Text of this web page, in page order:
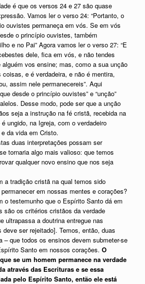
é que os versos 24 e 27 são quase
Vamos ler o verso 24: “Portanto, o
ouvistes permaneça em vós. Se em vós
o princípio ouvistes, também
e no Pai” Agora vamos ler o verso 27: “E
dele, fica em vós, e não tendes
alguém vos ensine; mas, como a sua unção
e é verdadeira, e não é mentira,
assim nele permanecereis”. Aqui
desde o princípio ouvistes” e “unção”
Desse modo, pode ser que a unção
seja a instrução na fé cristã, recebida na
ungido, na Igreja, com o verdadeiro
da vida em Cristo.
duas interpretações possam ser
tornaria algo mais valioso: que temos
qualquer novo ensino que nos seja
a tradição cristã na qual temos sido
em nossas mentes e corações?
o testemunho que o Espírito Santo dá em
são os critérios cristãos da verdade
ultrapassa a doutrina entregue nas
deve ser rejeitado]. Temos, então, duas
– que todos os ensinos devem submeter-se
Santo em nossos corações. O
se um homem permanece na verdade
através das Escrituras e se essa
pelo Espírito Santo, então ele está